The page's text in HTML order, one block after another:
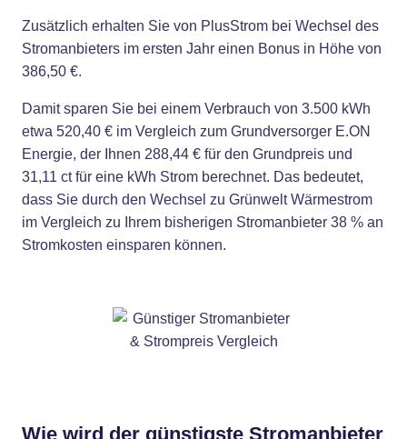
Zusätzlich erhalten Sie von PlusStrom bei Wechsel des
Stromanbieters im ersten Jahr einen Bonus in Höhe von
386,50 €.
Damit sparen Sie bei einem Verbrauch von 3.500 kWh
etwa 520,40 € im Vergleich zum Grundversorger E.ON
Energie, der Ihnen 288,44 € für den Grundpreis und
31,11 ct für eine kWh Strom berechnet. Das bedeutet,
dass Sie durch den Wechsel zu Grünwelt Wärmestrom
im Vergleich zu Ihrem bisherigen Stromanbieter 38 % an
Stromkosten einsparen können.
Wie wird der günstigste Stromanbieter